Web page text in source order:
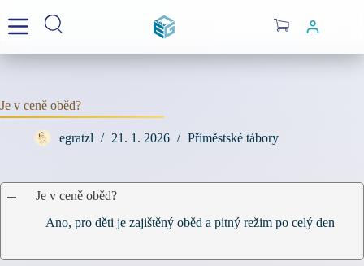
to
content
Shopping
Je v ceně oběd?
egratzl 21. 1. 2026 Příměstské tábory
A
Je v ceně oběd?
Ano, pro děti je zajištěný oběd a pitný režim po celý den